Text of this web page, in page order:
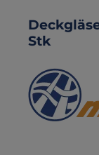
Stk